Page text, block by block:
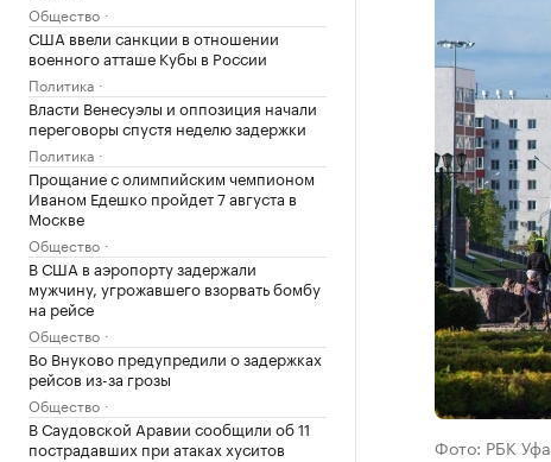
Общество
США ввели санкции в отношении
военного атташе Кубы в России
Политика
Власти Венесуэлы и оппозиция начали
переговоры спустя неделю задержки
Политика
Прощание с олимпийским чемпионом
Иваном Едешко пройдет 7 августа в
Москве
Общество
В США в аэропорту задержали
мужчину, угрожавшего взорвать бомбу
на рейсе
Общество
Во Внуково предупредили о задержках
рейсов из-за грозы
Общество
В Саудовской Аравии сообщили об 11
пострадавших при атаках хуситов
Фото: РБК Уфа